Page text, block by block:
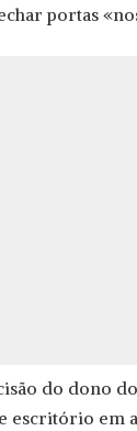
portas
do dono
escritório em